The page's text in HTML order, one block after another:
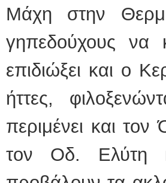
Μάχη στην
γηπεδούχους να
επιδιώξει και ο
ήττες,
περιμένει και
τον Οδ. Ελύτη